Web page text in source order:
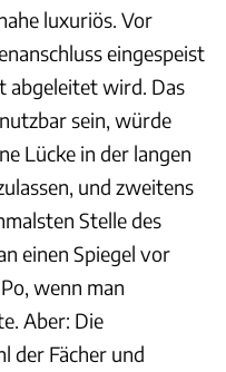
luxuriös. Vor
eingespeist
abgeleitet wird. Das
sein, würde
Lücke in der langen
und zweitens
Stelle des
einen Spiegel vor
wenn man
Aber: Die
der Fächer und